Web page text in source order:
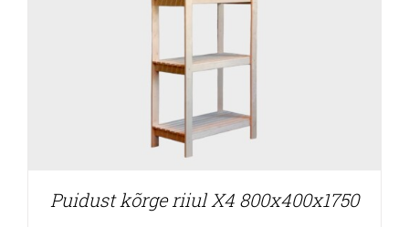
Puidust kõrge riiul X4 800x400x1750